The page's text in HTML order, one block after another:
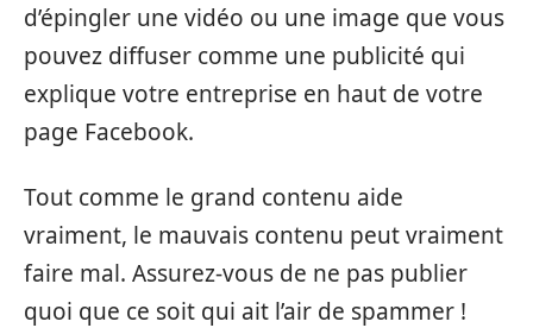
d’épingler une vidéo ou une image que vous
pouvez diffuser comme une publicité qui
explique votre entreprise en haut de votre
page Facebook.
Tout comme le grand contenu aide
vraiment, le mauvais contenu peut vraiment
faire mal. Assurez-vous de ne pas publier
quoi que ce soit qui ait l’air de spammer !